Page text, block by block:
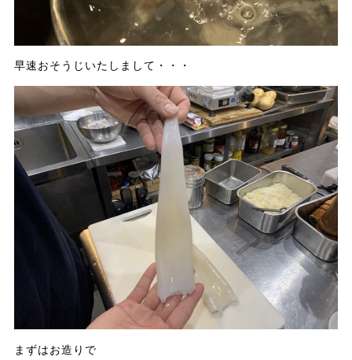
早速おそうじいたしまして・・・
まずはお造りで